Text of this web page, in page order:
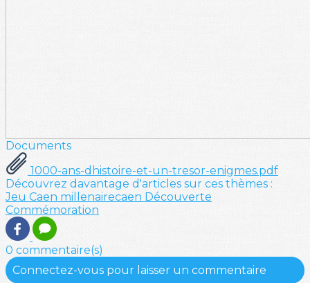
Documents
1000-ans-dhistoire-et-un-tresor-enigmes.pdf
Découvrez davantage d'articles sur ces thèmes :
Jeu Caen millenairecaen Découverte
Commémoration
0 commentaire(s)
Connectez-vous pour laisser un commentaire